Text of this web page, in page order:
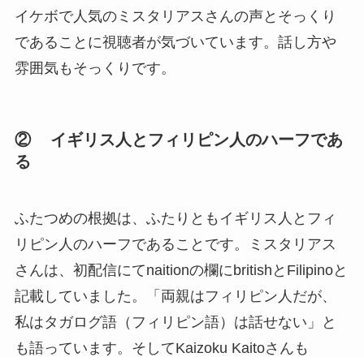
イケボで人気のミスタリアスさんの声とそっくり
であることに視聴者が気づいています。話し方や
雰囲気もそっくりです。
② イギリス人とフィリピン人のハーフであ
る
ふたつめの根拠は、ふたりともイギリス人とフィ
リピン人のハーフであることです。ミスタリアス
さんは、初配信にてnaitionの欄にbritishとFilipinoと
記載していました。「両親はフィリピン人だが、
私はタガログ語（フィリピン語）は話せない」と
も語っています。そしてKaizoku Kaitoさんも